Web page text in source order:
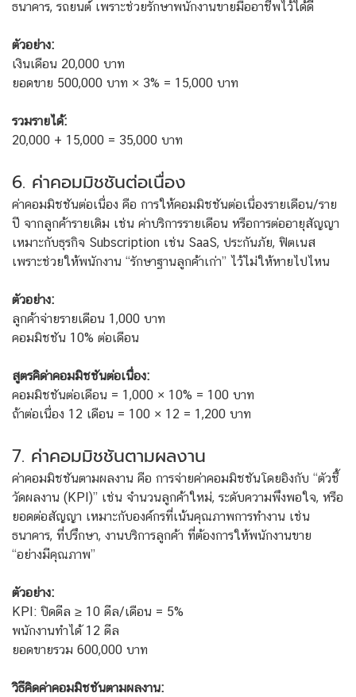
ธนาคาร, รถยนต์ เพราะช่วยรักษาพนักงานขายมืออาชีพไว้ได้ดี
ตัวอย่าง:
เงินเดือน 20,000 บาท
ยอดขาย 500,000 บาท × 3% = 15,000 บาท
รวมรายได้:
20,000 + 15,000 = 35,000 บาท
6. ค่าคอมมิชชันต่อเนื่อง
ค่าคอมมิชชันต่อเนื่อง คือ การให้คอมมิชชันต่อเนื่องรายเดือน/ราย
ปี จากลูกค้ารายเดิม เช่น ค่าบริการรายเดือน หรือการต่ออายุสัญญา
เหมาะกับธุรกิจ Subscription เช่น SaaS, ประกันภัย, ฟิตเนส
เพราะช่วยให้พนักงาน “รักษาฐานลูกค้าเก่า” ไว้ไม่ให้หายไปไหน
ตัวอย่าง:
ลูกค้าจ่ายรายเดือน 1,000 บาท
คอมมิชชัน 10% ต่อเดือน
สูตรคิด่าคอมมิชชันต่อเนื่อง:
คอมมิชชันต่อเดือน = 1,000 × 10% = 100 บาท
ถ้าต่อเนื่อง 12 เดือน = 100 × 12 = 1,200 บาท
7. ค่าคอมมิชชันตามผลงาน
ค่าคอมมิชชันตามผลงาน คือ การจ่ายค่าคอมมิชชันโดยอิงกับ “ตัวชี้
วัดผลงาน (KPI)” เช่น จำนวนลูกค้าใหม่, ระดับความพึงพอใจ, หรือ
ยอดต่อสัญญา เหมาะกับองค์กรที่เน้นคุณภาพการทำงาน เช่น
ธนาคาร, ที่ปรึกษา, งานบริการลูกค้า ที่ต้องการให้พนักงานขาย
“อย่างมีคุณภาพ”
ตัวอย่าง:
KPI: ปิดดีล ≥ 10 ดีล/เดือน = 5%
พนักงานทำได้ 12 ดีล
ยอดขายรวม 600,000 บาท
วิธีคิดค่าคอมมิชชันตามผลงาน: